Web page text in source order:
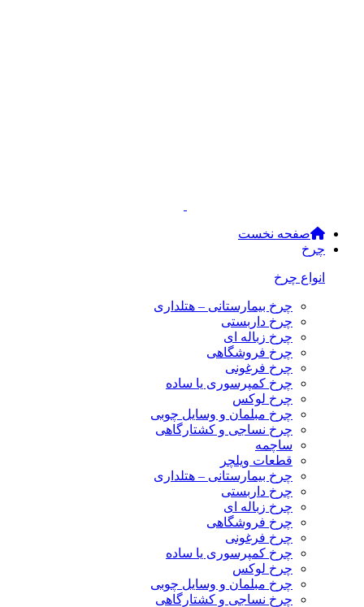
صفحه نخست
چرخ
انواع چرخ
چرخ بیمارستانی – هتلداری
چرخ داربستی
چرخ زباله ای
چرخ فروشگاهی
چرخ فرغونی
چرخ کمپرسوری یا ساده
چرخ لوکس
چرخ مبلمان و وسایل چوبی
چرخ نساجی و کشتارگاهی
ساچمه
قطعات ویلچر
چرخ بیمارستانی – هتلداری
چرخ داربستی
چرخ زباله ای
چرخ فروشگاهی
چرخ فرغونی
چرخ کمپرسوری یا ساده
چرخ لوکس
چرخ مبلمان و وسایل چوبی
چرخ نساجی و کشتارگاهی